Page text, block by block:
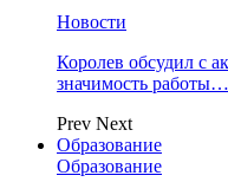
Новости
Королев обсудил с
значимость работы…
Prev Next
Образование
Образование